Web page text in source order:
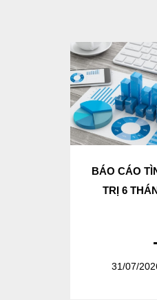
BÁO CÁO
TRỊ 6
31/07/